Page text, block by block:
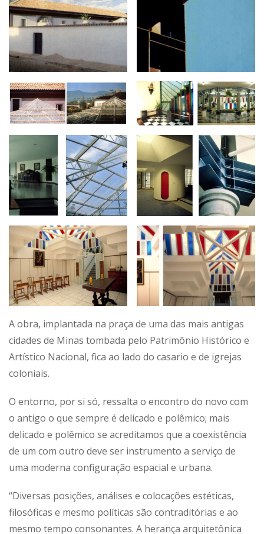
A obra, implantada na praça de uma das mais antigas
cidades de Minas tombada pelo Patrimônio Histórico e
Artístico Nacional, fica ao lado do casario e de igrejas
coloniais.
O entorno, por si só, ressalta o encontro do novo com
o antigo o que sempre é delicado e polêmico; mais
delicado e polêmico se acreditamos que a coexistência
de um com outro deve ser instrumento a serviço de
uma moderna configuração espacial e urbana.
“Diversas posições, análises e colocações estéticas,
filosóficas e mesmo políticas são contraditórias e ao
mesmo tempo consonantes. A herança arquitetônica